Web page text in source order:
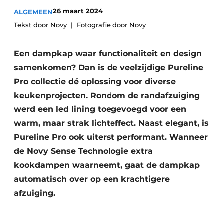
ALGEMEEN26 maart 2024
Tekst door Novy
Fotografie door Novy
Een dampkap waar functionaliteit en design
samenkomen? Dan is de veelzijdige Pureline
Pro collectie dé oplossing voor diverse
keukenprojecten. Rondom de randafzuiging
werd een led lining toegevoegd voor een
warm, maar strak lichteffect. Naast elegant, is
Pureline Pro ook uiterst performant. Wanneer
de Novy Sense Technologie extra
kookdampen waarneemt, gaat de dampkap
automatisch over op een krachtigere
afzuiging.